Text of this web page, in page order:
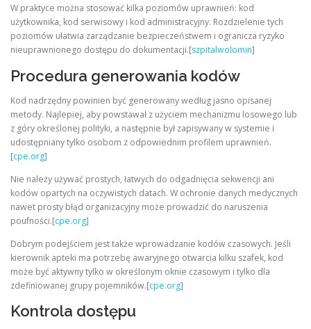
W praktyce można stosować kilka poziomów uprawnień: kod
użytkownika, kod serwisowy i kod administracyjny. Rozdzielenie tych
poziomów ułatwia zarządzanie bezpieczeństwem i ogranicza ryzyko
nieuprawnionego dostępu do dokumentacji.[szpitalwolomin]
Procedura generowania kodów
Kod nadrzędny powinien być generowany według jasno opisanej
metody. Najlepiej, aby powstawał z użyciem mechanizmu losowego lub
z góry określonej polityki, a następnie był zapisywany w systemie i
udostępniany tylko osobom z odpowiednim profilem uprawnień.
[cpe.org]
Nie należy używać prostych, łatwych do odgadnięcia sekwencji ani
kodów opartych na oczywistych datach. W ochronie danych medycznych
nawet prosty błąd organizacyjny może prowadzić do naruszenia
poufności.[cpe.org]
Dobrym podejściem jest także wprowadzanie kodów czasowych. Jeśli
kierownik apteki ma potrzebę awaryjnego otwarcia kilku szafek, kod
może być aktywny tylko w określonym oknie czasowym i tylko dla
zdefiniowanej grupy pojemników.[cpe.org]
Kontrola dostępu